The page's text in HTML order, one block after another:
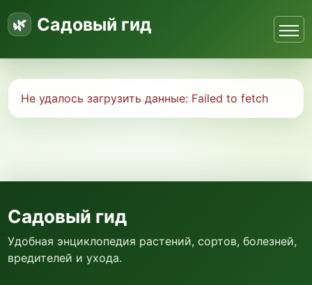
Садовый гид
Не удалось загрузить данные: Failed to fetch
Садовый гид
Удобная энциклопедия растений, сортов, болезней,
вредителей и ухода.